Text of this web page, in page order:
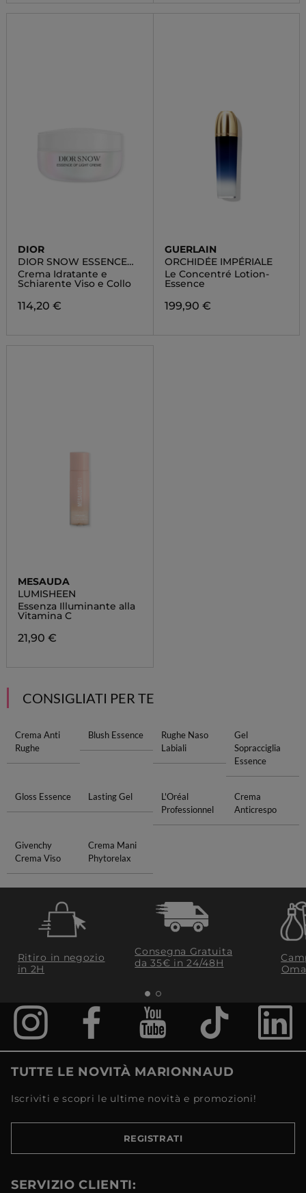
DIOR
DIOR SNOW ESSENCE
OF LIGHT CREME
Crema Idratante e
Schiarente Viso e Collo
114,20 €
GUERLAIN
ORCHIDÉE IMPÉRIALE
Le Concentré Lotion-
Essence
199,90 €
MESAUDA
LUMISHEEN
Essenza Illuminante alla
Vitamina C
21,90 €
CONSIGLIATI PER TE
Crema Anti
Rughe
Blush Essence
Rughe Naso
Labiali
Gel
Sopracciglia
Essence
Gloss Essence Lasting Gel
L'Oréal
Professionnel
Crema
Anticrespo
Givenchy
Crema Viso
Crema Mani
Phytorelax
Ritiro in negozio
in 2H
Consegna Gratuita
da 35€​ in 24/48H
TUTTE LE NOVITÀ MARIONNAUD
Iscriviti e scopri le ultime novità e promozioni!
REGISTRATI
SERVIZIO CLIENTI: